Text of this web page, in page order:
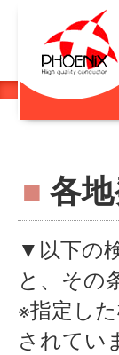
■ 各
▼以下の
と、その
※指定し
されてい